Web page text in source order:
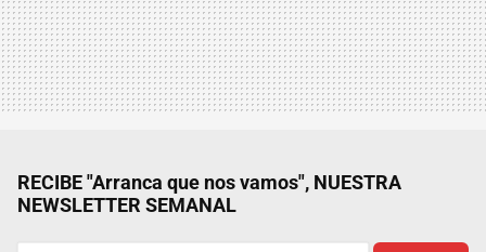
RECIBE "Arranca que nos vamos", NUESTRA
NEWSLETTER SEMANAL